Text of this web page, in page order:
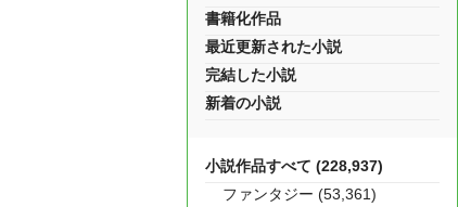
書籍化作品
最近更新された小説
完結した小説
新着の小説
小説作品すべて (228,937)
ファンタジー (53,361)